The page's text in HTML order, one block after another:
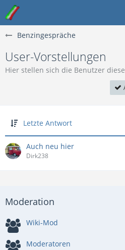
Benzingespräche
User-Vorstellungen
Hier stellen sich die Benutzer
Letzte Antwort
Auch neu hier
Dirk238
Moderation
Wiki-Mod
Moderatoren